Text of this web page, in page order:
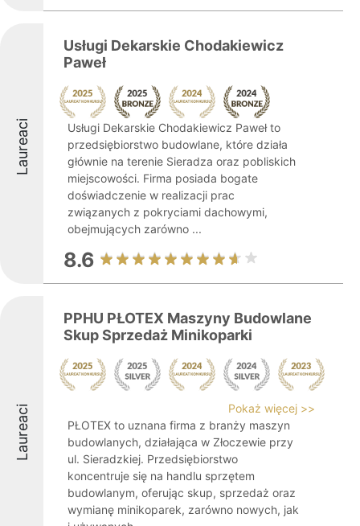
Laureaci
Usługi Dekarskie Chodakiewicz
Paweł
Usługi Dekarskie Chodakiewicz Paweł to
przedsiębiorstwo budowlane, które działa
głównie na terenie Sieradza oraz pobliskich
miejscowości. Firma posiada bogate
doświadczenie w realizacji prac
związanych z pokryciami dachowymi,
obejmujących zarówno ...
8.6
Laureaci
PPHU PŁOTEX Maszyny Budowlane
Skup Sprzedaż Minikoparki
Pokaż więcej >>
PŁOTEX to uznana firma z branży maszyn
budowlanych, działająca w Złoczewie przy
ul. Sieradzkiej. Przedsiębiorstwo
koncentruje się na handlu sprzętem
budowlanym, oferując skup, sprzedaż oraz
wymianę minikoparek, zarówno nowych, jak